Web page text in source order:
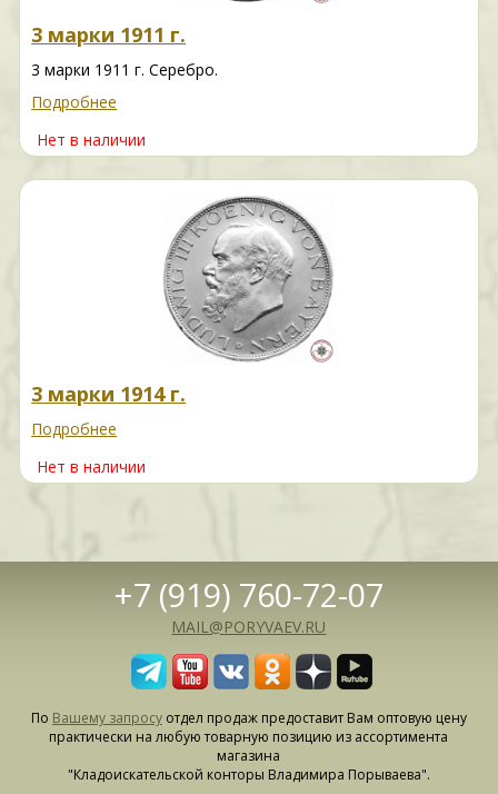
3 марки 1911 г.
3 марки 1911 г. Серебро.
Подробнее
Нет в наличии
3 марки 1914 г.
Подробнее
Нет в наличии
+7 (919) 760-72-07
MAIL@PORYVAEV.RU
По Вашему запросуотдел продаж предоставит Вам оптовую цену
практически на любую товарную позицию из ассортимента
магазина
"Кладоискательской конторы Владимира Порываева".